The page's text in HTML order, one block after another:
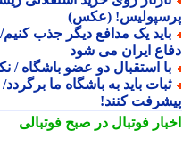
(عکس)
یک مدافع دیگر جذب کنیم/
ایران می شود
استقبال دو عضو باشگاه /
باید به باشگاه ما برگردد/
کنند!
فوتبال در صبح فوتبالی